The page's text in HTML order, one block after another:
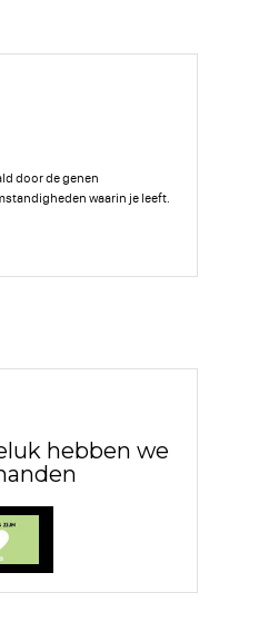
door de genen
waarin je leeft.
hebben we